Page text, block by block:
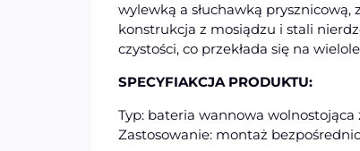
wylewką a słuchawką
konstrukcja z mosiądzu i stali
czystości, co przekłada się na
SPECYFIAKCJA PRODUKTU:
Typ: bateria wannowa
Zastosowanie: montaż